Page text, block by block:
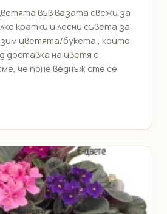
във вазата свежи за
кратки и лесни съвета за
цветята/букета , който
доставка на цветя с
че поне веднъж сте се